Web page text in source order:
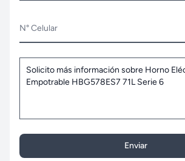
N° Celular
Enviar